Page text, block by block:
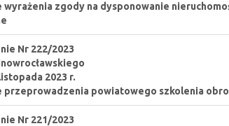
wyrażenia zgody na dysponowanie
Nr 222/2023
2023 r.
przeprowadzenia powiatowego szkolenia
Nr 221/2023